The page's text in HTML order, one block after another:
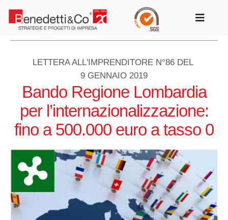
contenuto
Toggle
LETTERA ALL'IMPRENDITORE N°86 DEL
9 GENNAIO 2019
Bando Regione Lombardia
per l’internazionalizzazione:
fino a 500.000 euro a tasso 0